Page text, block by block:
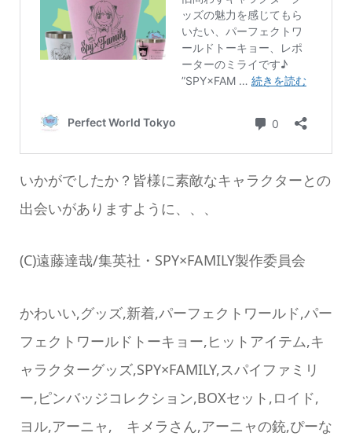
いかがでしたか？皆様に素敵なキャラクターとの
出会いがありますように、、、
(C)遠藤達哉/集英社・SPY×FAMILY製作委員会
かわいい,グッズ,新着,パーフェクトワールド,パー
フェクトワールドトーキョー,ヒットアイテム,キ
ャラクターグッズ,SPY×FAMILY,スパイファミリ
ー,ピンバッジコレクション,BOXセット,ロイド,
ヨル,アーニャ, キメラさん,アーニャの銃,ぴーな